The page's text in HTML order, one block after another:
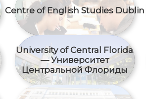
Centre of English Studies Dublin
University of Central Florida
— Университет
Центральной Флориды